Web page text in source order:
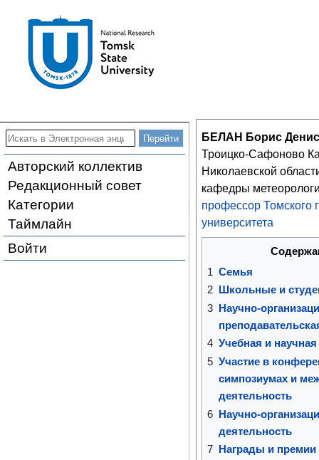
Авторский коллектив
Редакционный совет
Категории
Таймлайн
Войти
БЕЛАН Борис
Троицко-Сафоново
Николаевской
кафедры
профессор Томского
университета
1 Семья
2
Школьные и
3 Научно-
4 Учебная и
5 Участие в
симпозиумах и
деятельность
6 Научно-
деятельность
7 Награды и премии